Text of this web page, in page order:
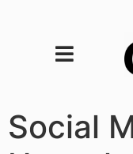
Social